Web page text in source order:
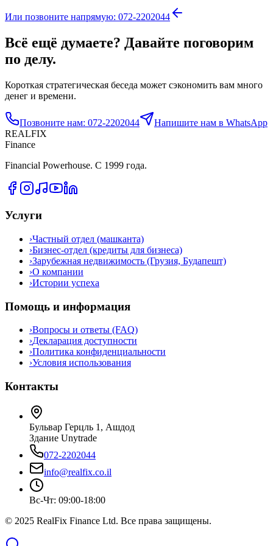
Или позвоните напрямую: 072-2202044
Всё ещё думаете? Давайте поговорим
по делу.
Короткая стратегическая беседа может сэкономить вам много
денег и времени.
Позвоните нам: 072-2202044
Напишите нам в WhatsApp
REALFIX
Finance
Financial Powerhouse. С 1999 года.
Услуги
›Частный отдел (машканта)
›Бизнес-отдел (кредиты для бизнеса)
›Зарубежная недвижимость (Грузия, Будапешт)
›О компании
›Истории успеха
Помощь и информация
›Вопросы и ответы (FAQ)
›Декларация доступности
›Политика конфиденциальности
›Условия использования
Контакты
Бульвар Герцль 1, Ашдод
Здание Unytrade
072-2202044
info@realfix.co.il
Вс-Чт: 09:00-18:00
© 2025 RealFix Finance Ltd. Все права защищены.